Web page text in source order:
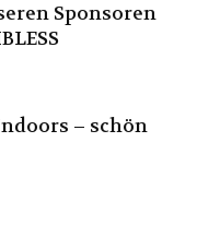
Sponsoren
– schön